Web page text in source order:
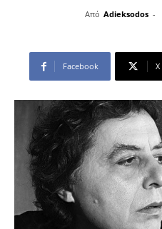
Από Adieksodos -
Facebook X